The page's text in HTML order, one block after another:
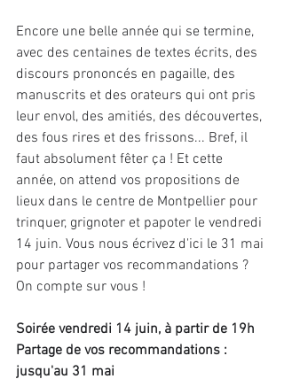
Encore une belle année qui se termine,
avec des centaines de textes écrits, des
discours prononcés en pagaille, des
manuscrits et des orateurs qui ont pris
leur envol, des amitiés, des découvertes,
des fous rires et des frissons... Bref, il
faut absolument fêter ça ! Et cette
année, on attend vos propositions de
lieux dans le centre de Montpellier pour
trinquer, grignoter et papoter le vendredi
14 juin. Vous nous écrivez d'ici le 31 mai
pour partager vos recommandations ?
On compte sur vous !
Soirée vendredi 14 juin, à partir de 19h
Partage de vos recommandations :
jusqu'au 31 mai